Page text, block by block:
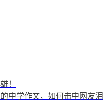
！
中学作文，如何击中网友泪